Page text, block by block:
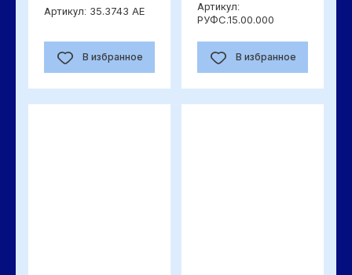
Артикул: 35.3743 AE
В избранное
Артикул:
РУФС.15.00.000
В избранное